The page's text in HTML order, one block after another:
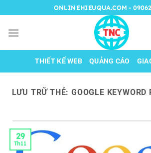
đến
nội
ONLINEHIEUQUA.COM -
THIẾT KẾ WEB QUẢNG CÁO
LƯU TRỮ THẺ: GOOGLE
29
Th11